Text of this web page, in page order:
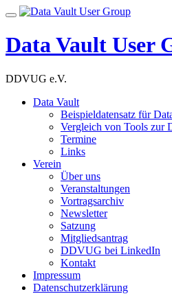
Skip
content
Toggle
Data Vault User
DDVUG e.V.
Data Vault
Beispieldatensatz für
Vergleich von Tools zur
Termine
Links
Verein
Über uns
Veranstaltungen
Vortragsarchiv
Newsletter
Satzung
Mitgliedsantrag
DDVUG bei LinkedIn
Kontakt
Impressum
Datenschutzerklärung